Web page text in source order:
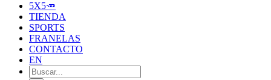
5X5🥕
TIENDA
SPORTS
FRANELAS
CONTACTO
EN
Buscar: